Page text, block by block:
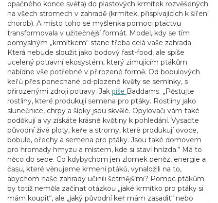
opačného konce světa) do plastových krmítek rozvěšených
na všech stromech v zahradě (krmítek, přispívajících k šíření
chorob). A místo toho se myšlenka pomoci ptactvu
transformovala v užitečnější formát. Model, kdy se tím
pomyslným „krmítkem“ stane třeba celá vaše zahrada.
Která nebude sloužit jako bodový fast-food, ale spíše
ucelený potravní ekosystém, který zimujícím ptákům
nabídne vše potřebné v přirozené formě. Od bobulových
keřů přes ponechané od-plozené květy se semínky, s
přirozenými zdroji potravy. Jak píše Baddams: „Pěstujte
rostliny, které produkují semena pro ptáky. Rostliny jako
slunečnice, chrpy a šípky jsou skvělé. Opylovači vám také
poděkují a vy získáte krásné květiny k pohledání. Vysaďte
původní živé ploty, keře a stromy, které produkují ovoce,
bobule, ořechy a semena pro ptáky. Jsou také domovem
pro hromady hmyzu a místem, kde si staví hnízda.“ Má to
něco do sebe. Co kdybychom jen zlomek peněz, energie a
času, které věnujeme krmení ptáků, vynaložili na to,
abychom naše zahrady učinili šetrnějšími? Pomoc ptákům
by totiž neměla začínat otázkou „jaké krmítko pro ptáky si
mám koupit“, ale „jaký původní keř mám zasadit“ nebo